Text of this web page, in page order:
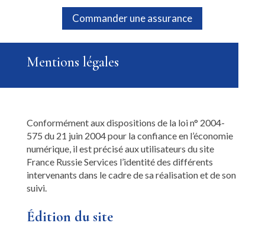
Commander une assurance
Mentions légales
Conformément aux dispositions de la loi n° 2004-
575 du 21 juin 2004 pour la confiance en l’économie
numérique, il est précisé aux utilisateurs du site
France Russie Services l’identité des différents
intervenants dans le cadre de sa réalisation et de son
suivi.
Édition du site